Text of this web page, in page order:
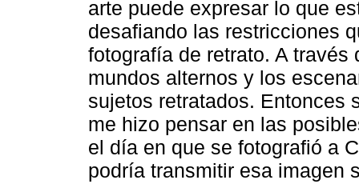
arte puede expresar lo que
desafiando las restricciones
fotografía de retrato. A
mundos alternos y los
sujetos retratados. Entonces
me hizo pensar en las
el día en que se fotografió a
podría transmitir esa imagen